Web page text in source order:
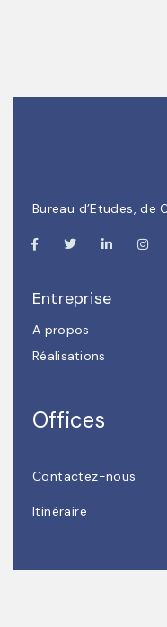
Bureau d’Etudes, de
Entreprise
A propos
Réalisations
Offices
Contactez-nous
Itinéraire